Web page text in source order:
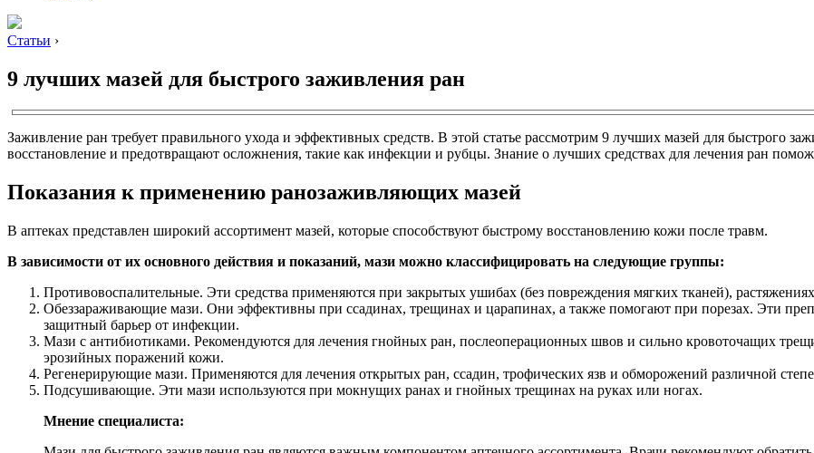
Статьи ›
9 лучших мазей для быстрого заживления ран
Заживление ран требует правильного ухода и эффективных средств. В этой статье рассмотрим 9 лучших мазей для быстрого
восстановление и предотвращают осложнения, такие как инфекции и рубцы. Знание о лучших средствах для лечения ран
Показания к применению ранозаживляющих мазей
В аптеках представлен широкий ассортимент мазей, которые способствуют быстрому восстановлению кожи после травм.
В зависимости от их основного действия и показаний, мази можно классифицировать на следующие группы:
Противовоспалительные. Эти средства применяются при закрытых ушибах (без повреждения мягких тканей),
Обеззараживающие мази. Они эффективны при ссадинах, трещинах и царапинах, а также помогают при порезах. Эти
защитный барьер от инфекции.
Мази с антибиотиками. Рекомендуются для лечения гнойных ран, послеоперационных швов и сильно кровоточащих
эрозийных поражений кожи.
Регенерирующие мази. Применяются для лечения открытых ран, ссадин, трофических язв и обморожений различной
Подсушивающие. Эти мази используются при мокнущих ранах и гнойных трещинах на руках или ногах.
Мнение специалиста: